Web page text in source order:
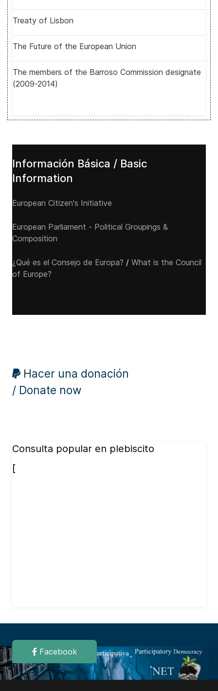
Treaty of Lisbon
The Future of the European Union
The members of the Barroso Commission designate
(2009-2014)
Información Básica / Basic
Information
European Citizen's Initiative
European Parliament - Political Groupings &
Composition
¿Qué es el Consejo de Europa? / What is the Council
of Europe?
Hacer una donación
/ Donate now
Consulta popular en plebiscito
[
Facebook